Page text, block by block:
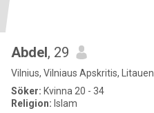
Abdel, 29
Vilnius, Vilniaus Apskritis, Litauen
Söker: Kvinna 20 - 34
Religion: Islam